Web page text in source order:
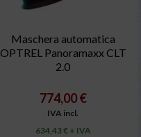
Maschera automatica
OPTREL Panoramaxx CLT
2.0
774,00 €
IVA incl.
634,43 € + IVA